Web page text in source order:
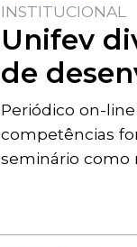
INSTITUCIONAL
Unifev
de
Periódico on-
competências
seminário como